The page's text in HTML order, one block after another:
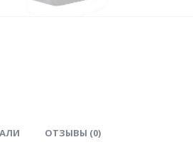
ОТЗЫВЫ (0)